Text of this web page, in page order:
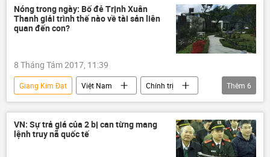
tham nhũng
đại án
Nóng trong ngày: Bố đẻ Trịnh Xuân
Thanh giải trình thế nào về tài sản liên
quan đến con?
8 Tháng Tám 2017, 11:39
Giang Kim Đạt Việt Nam
Chính trị
Tam Đảo
Trịnh Xuân Thanh
PVC
tham nhũng
biệt thự
Vụ Trịnh Xuân Thanh: Căng thẳng quan hệ Việt - Đức
Thêm 6
VN: Sự trả giá của 2 bị can từng mang
lệnh truy nã quốc tế